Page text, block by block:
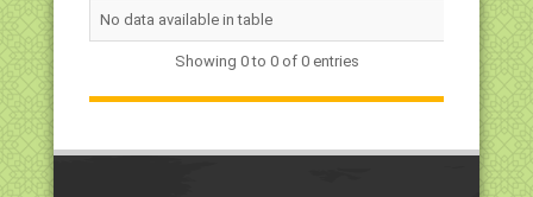
No
Nama
Kelamin
No data available in table
Showing 0 to 0 of 0 entries